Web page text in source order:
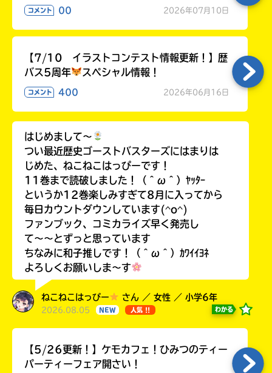
コメント 00 2026年07月10日
【7/10 イラストコンテスト情報更新！】歴
バス5周年
スペシャル情報！
コメント 400 2026年06月16日
はじめまして〜
つい最近歴史ゴーストバスターズにはまりは
じめた、ねこねこはっぴーです！
11巻まで読破しました！（＾ω＾）ﾔｯﾀｰ
というか12巻楽しみすぎて8月に入ってから
毎日カウントダウンしています(^o^)
ファンブック、コミカライズ早く発売し
て〜〜とずっと思っています
ちなみに和子推しです！（＾ω＾）ｶﾜｲｲﾖﾈ
よろしくお願いしま〜す
ねこねこはっぴー さん ／ 女性 ／ 小学6年
2026.08.05 NEW 人気 !! わかる
【5/26更新！】ケモカフェ！ひみつのティー
パーティーフェア開さい！